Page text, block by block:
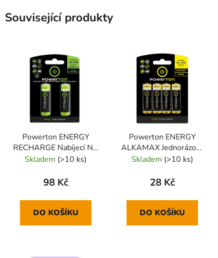
Související produkty
Powerton ENERGY
RECHARGE Nabíjecí Ni-
MH baterie AA, 2-pack
Skladem (>10 ks)
98 Kč
DO KOŠÍKU
Powerton ENERGY
ALKAMAX Jednorázová
alkalická baterie AA, 4-
Skladem (>10 ks)
28 Kč
DO KOŠÍKU